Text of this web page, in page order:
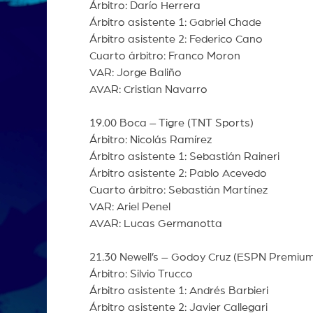
Árbitro: Darío Herrera
Árbitro asistente 1: Gabriel Chade
Árbitro asistente 2: Federico Cano
Cuarto árbitro: Franco Moron
VAR: Jorge Baliño
AVAR: Cristian Navarro
19.00 Boca – Tigre (TNT Sports)
Árbitro: Nicolás Ramírez
Árbitro asistente 1: Sebastián Raineri
Árbitro asistente 2: Pablo Acevedo
Cuarto árbitro: Sebastián Martínez
VAR: Ariel Penel
AVAR: Lucas Germanotta
21.30 Newell’s – Godoy Cruz (ESPN
Árbitro: Silvio Trucco
Árbitro asistente 1: Andrés Barbieri
Árbitro asistente 2: Javier Callegari